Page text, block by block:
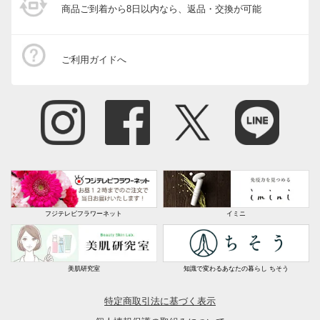
商品ご到着から8日以内なら、返品・交換が可能
ご利用ガイドへ
フジテレビフラワーネット イミニ
美肌研究室 知識で変わるあなたの暮らし ちそう
特定商取引法に基づく表示